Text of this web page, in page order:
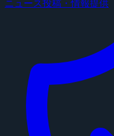
ニュース投稿・情報提供